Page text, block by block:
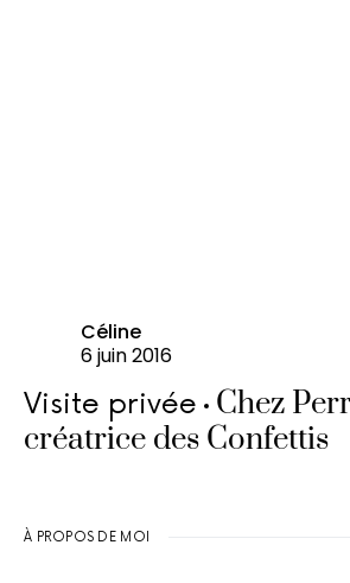
Céline
6 juin 2016
Visite privée
Chez
créatrice des Confettis
À PROPOS DE MOI